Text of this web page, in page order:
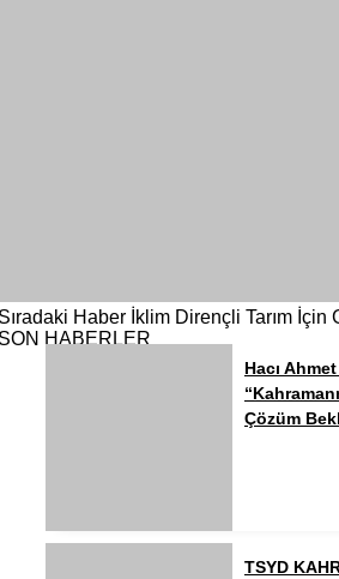
Haber İklim Dirençli Tarım İçin
HABERLER
Hacı
Çözüm
TSYD